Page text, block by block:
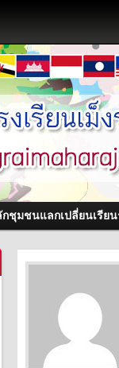
ชุมชนแลกเปลี่ยนเรียน